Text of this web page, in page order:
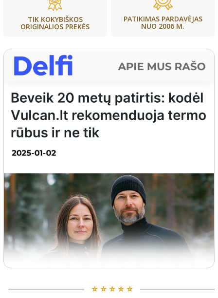
TIK KOKYBIŠKOS
ORIGINALIOS PREKĖS
PATIKIMAS PARDAVĖJAS
NUO 2006 M.
⭐️ ⭐️ ⭐️ ⭐️ ⭐️